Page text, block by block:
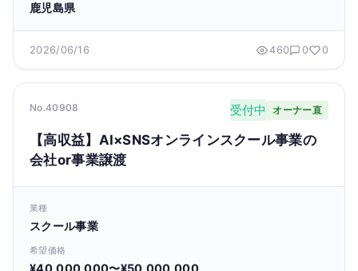
鹿児島県
2026/06/16 460 0 0
No.40908 受付中 オーナー直
【高収益】AI×SNSオンラインスクール事業の
会社or事業譲渡
業種
スクール事業
希望価格
¥40,000,000〜¥50,000,000